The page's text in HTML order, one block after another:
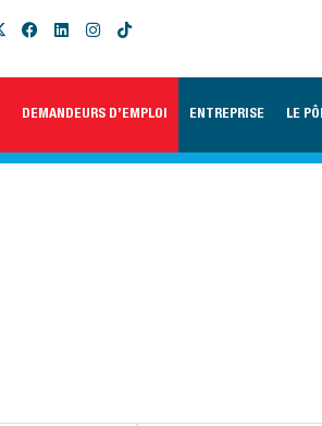
DEMANDEURS D’EMPLOI ENTREPRISE LE